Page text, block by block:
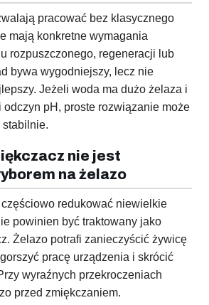
pracować bez klasycznego
mają konkretne wymagania
rozpuszczonego, regeneracji lub
bywa wygodniejszy, lecz nie
Jeżeli woda ma dużo żelaza i
pH, proste rozwiązanie może
stabilnie.
nie jest
na żelazo
redukować niewielkie
powinien być traktowany jako
Żelazo potrafi zanieczyścić żywicę
pracę urządzenia i skrócić
wyraźnych przekroczeniach
przed zmiękczaniem.